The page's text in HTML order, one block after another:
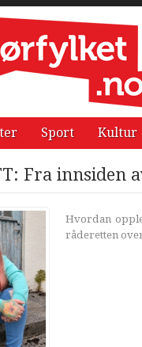
Sport Kultur
Fra innsiden
Hvordan
råderetten